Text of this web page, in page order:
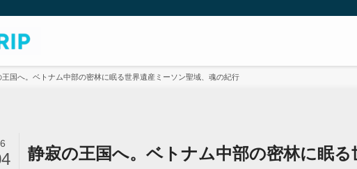
王国へ。ベトナム中部の密林に眠る世界遺産ミーソン聖域、魂の紀行
静寂の王国へ。ベトナム中部の密林に眠